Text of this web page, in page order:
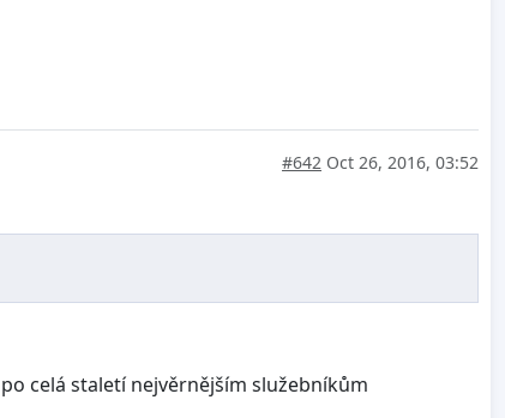
#642 Oct 26, 2016, 03:52
celá staletí nejvěrnějším služebníkům